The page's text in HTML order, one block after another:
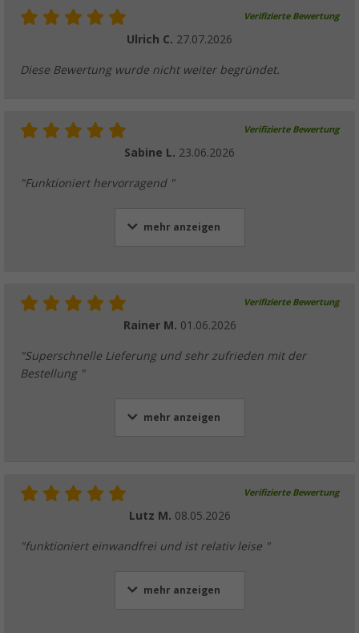
Verifizierte Bewertung
Ulrich C. 27.07.2026
Diese Bewertung wurde nicht weiter begründet.
Verifizierte Bewertung
Sabine L. 23.06.2026
"Funktioniert hervorragend "
mehr anzeigen
Verifizierte Bewertung
Rainer M. 01.06.2026
"Superschnelle Lieferung und sehr zufrieden mit der
Bestellung "
mehr anzeigen
Verifizierte Bewertung
Lutz M. 08.05.2026
"funktioniert einwandfrei und ist relativ leise "
mehr anzeigen